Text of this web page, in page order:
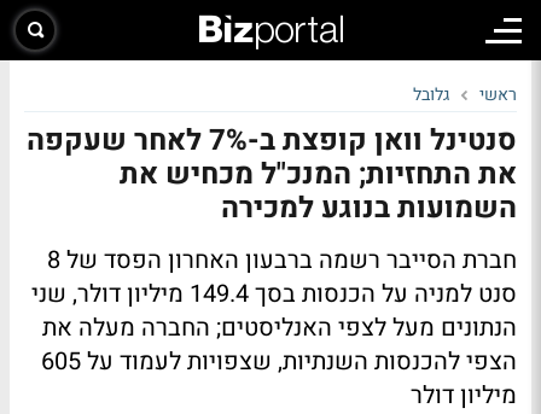
ראשי גלובל
סנטינל וואן קופצת ב-7% לאחר שעקפה
את התחזיות; המנכ"ל מכחיש את
השמועות בנוגע למכירה
חברת הסייבר רשמה ברבעון האחרון הפסד של 8
סנט למניה על הכנסות בסך 149.4 מיליון דולר, שני
הנתונים מעל לצפי האנליסטים; החברה מעלה את
הצפי להכנסות השנתיות, שצפויות לעמוד על 605
מיליון דולר